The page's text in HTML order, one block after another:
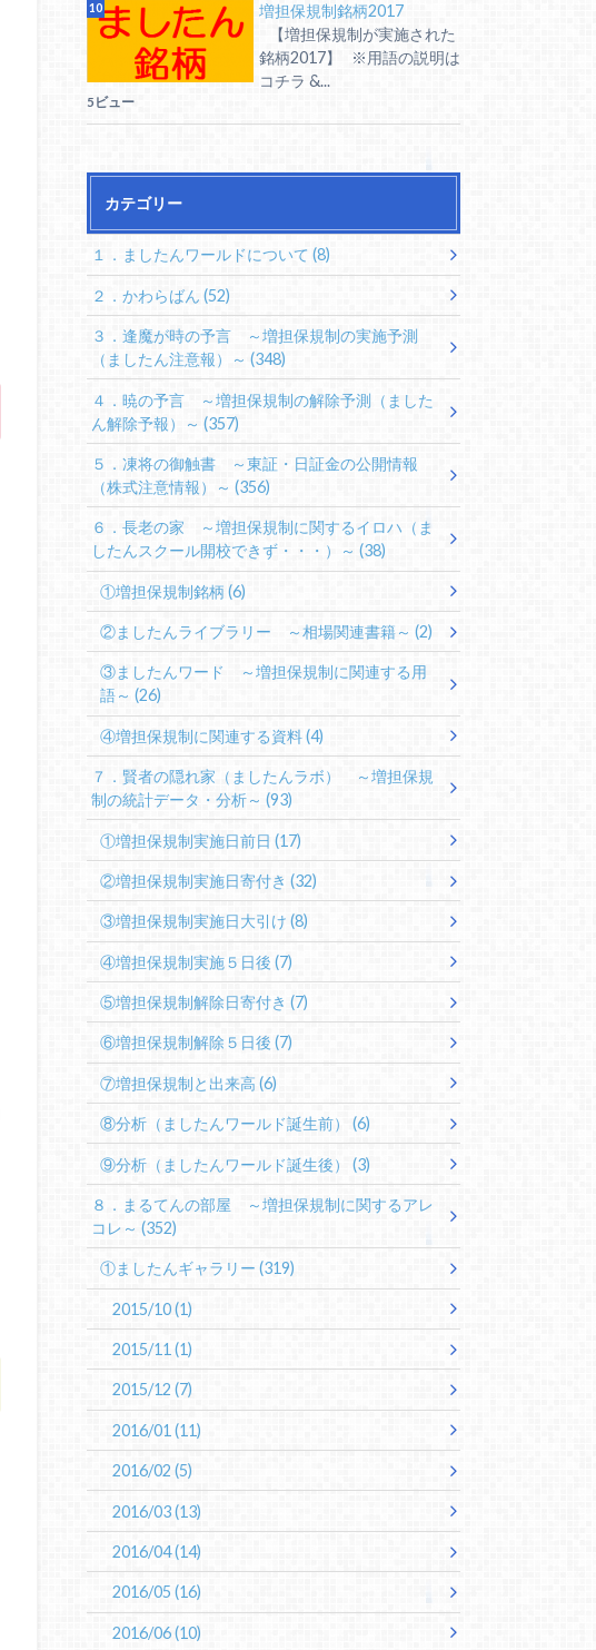
増担保規制銘柄2017
【増担保規制が実施された
銘柄2017】 ※用語の説明は
コチラ &...
5ビュー
カテゴリー
１．ましたんワールドについて(8)
２．かわらばん(52)
３．逢魔が時の予言 ～増担保規制の実施予測
（ましたん注意報）～(348)
４．暁の予言 ～増担保規制の解除予測（ました
ん解除予報）～(357)
５．凍将の御触書 ～東証・日証金の公開情報
（株式注意情報）～(356)
６．長老の家 ～増担保規制に関するイロハ（ま
したんスクール開校できず・・・）～(38)
①増担保規制銘柄 (6)
②ましたんライブラリー ～相場関連書籍～ (2)
③ましたんワード ～増担保規制に関連する用
語～ (26)
④増担保規制に関連する資料(4)
７．賢者の隠れ家（ましたんラボ） ～増担保規
制の統計データ・分析～(93)
①増担保規制実施日前日 (17)
②増担保規制実施日寄付き (32)
③増担保規制実施日大引け (8)
④増担保規制実施５日後 (7)
⑤増担保規制解除日寄付き (7)
⑥増担保規制解除５日後 (7)
⑦増担保規制と出来高 (6)
⑧分析（ましたんワールド誕生前） (6)
⑨分析（ましたんワールド誕生後） (3)
８．まるてんの部屋 ～増担保規制に関するアレ
コレ～(352)
①ましたんギャラリー (319)
2015/10(1)
2015/11(1)
2015/12(7)
2016/01(11)
2016/02(5)
2016/03(13)
2016/04(14)
2016/05(16)
2016/06(10)